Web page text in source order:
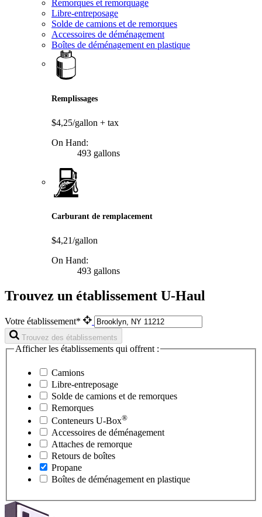
Remorques et remorquage
Libre-entreposage
Solde de camions et de remorques
Accessoires de déménagement
Boîtes de déménagement en plastique
Remplissages
$4,25/gallon + tax
On Hand:
493 gallons
Carburant de remplacement
$4,21/gallon
On Hand:
493 gallons
Trouvez un établissement U-Haul
Votre établissement*
Trouvez des établissements
Afficher les établissements qui offrent :
Camions
Libre-entreposage
Solde de camions et de remorques
Remorques
Conteneurs U-Box®
Accessoires de déménagement
Attaches de remorque
Retours de boîtes
Propane
Boîtes de déménagement en plastique